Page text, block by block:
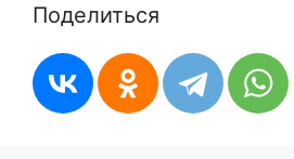
Поделиться